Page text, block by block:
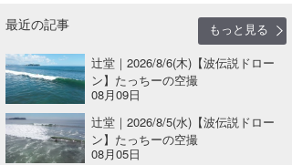
最近の記事
もっと見る
辻堂｜2026/8/6(木)【波伝説ドロー
ン】たっちーの空撮
08月09日
辻堂｜2026/8/5(水)【波伝説ドロー
ン】たっちーの空撮
08月05日